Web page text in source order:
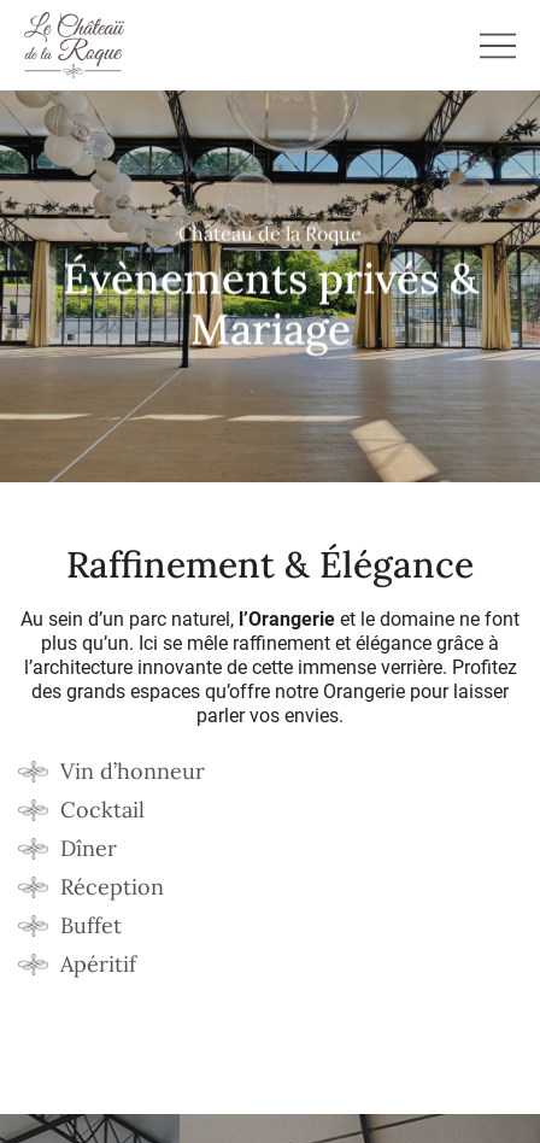
Château de la Roque
Évènements privés &
Mariage
Raffinement & Élégance
Au sein d’un parc naturel, l’Orangerie et le domaine ne font
plus qu’un. Ici se mêle raffinement et élégance grâce à
l’architecture innovante de cette immense verrière. Profitez
des grands espaces qu’offre notre Orangerie pour laisser
parler vos envies.
Vin d’honneur
Cocktail
Dîner
Réception
Buffet
Apéritif